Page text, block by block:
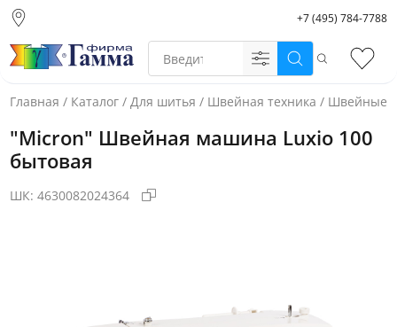
склад)
Санкт-Петербург
Екатеринбург
+7 (495) 784-7788
Поиск
Главная / Каталог / Для шитья / Швейная техника / Швейные
"Micron" Швейная машина Luxio 100
бытовая
ШК: 4630082024364